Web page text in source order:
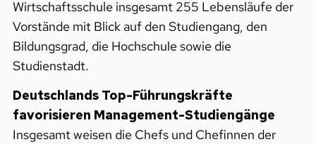
Wirtschaftsschule insgesamt 255 Lebensläufe der
Vorstände mit Blick auf den Studiengang, den
Bildungsgrad, die Hochschule sowie die
Studienstadt.
Deutschlands Top-Führungskräfte
favorisieren Management-Studiengänge
Insgesamt weisen die Chefs und Chefinnen der